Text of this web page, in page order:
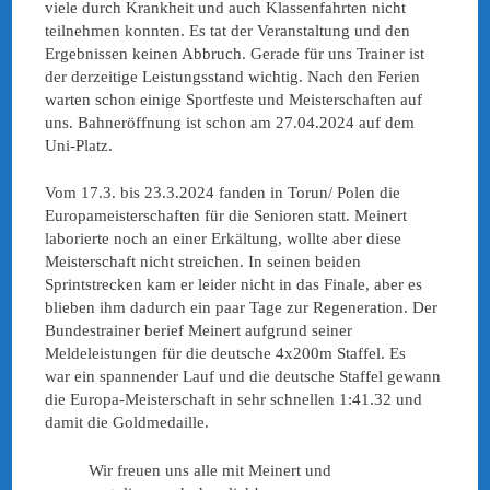
viele durch Krankheit und auch Klassenfahrten nicht
teilnehmen konnten. Es tat der Veranstaltung und den
Ergebnissen keinen Abbruch. Gerade für uns Trainer ist
der derzeitige Leistungsstand wichtig. Nach den Ferien
warten schon einige Sportfeste und Meisterschaften auf
uns. Bahneröffnung ist schon am 27.04.2024 auf dem
Uni-Platz.
Vom 17.3. bis 23.3.2024 fanden in Torun/ Polen die
Europameisterschaften für die Senioren statt. Meinert
laborierte noch an einer Erkältung, wollte aber diese
Meisterschaft nicht streichen. In seinen beiden
Sprintstrecken kam er leider nicht in das Finale, aber es
blieben ihm dadurch ein paar Tage zur Regeneration. Der
Bundestrainer berief Meinert aufgrund seiner
Meldeleistungen für die deutsche 4x200m Staffel. Es
war ein spannender Lauf und die deutsche Staffel gewann
die Europa-Meisterschaft in sehr schnellen 1:41.32 und
damit die Goldmedaille.
Wir freuen uns alle mit Meinert und